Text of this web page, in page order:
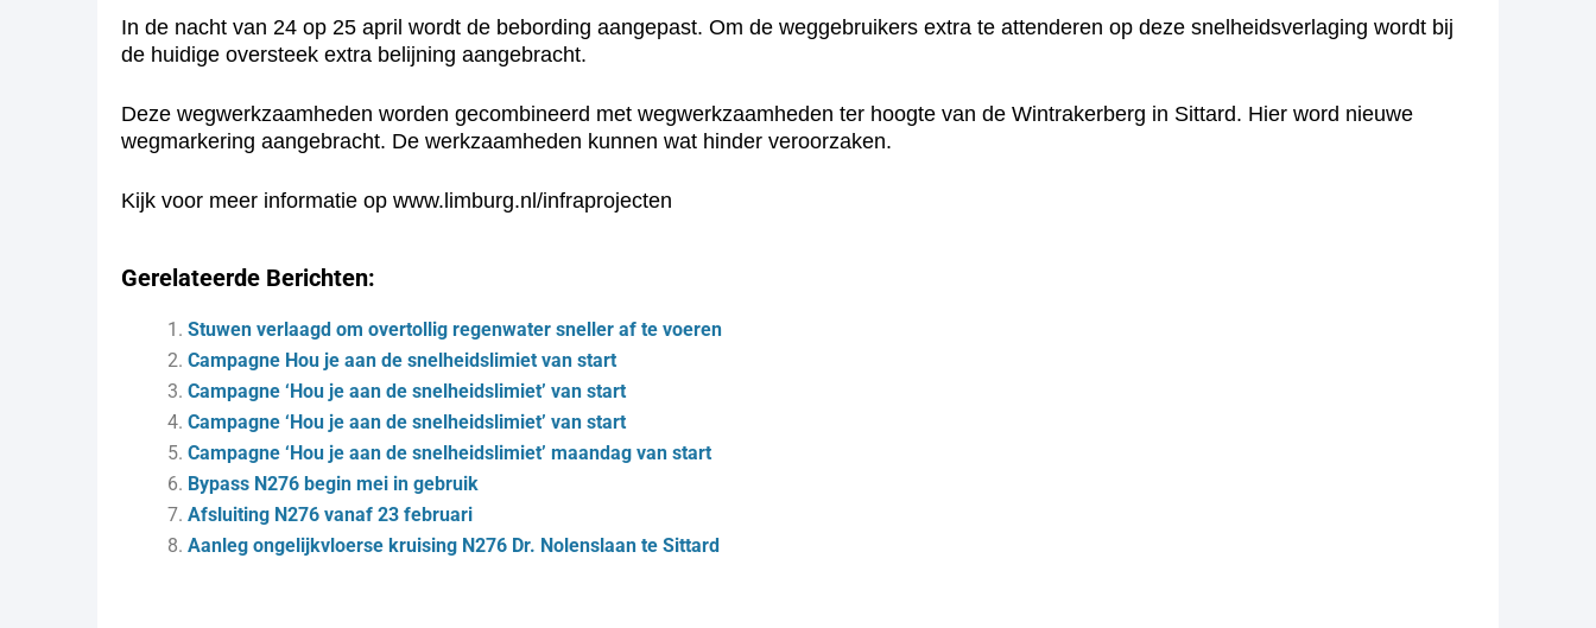
In de nacht van 24 op 25 april wordt de bebording aangepast. Om de weggebruikers extra te attenderen op deze snelheidsverlaging wordt bij
de huidige oversteek extra belijning aangebracht.
Deze wegwerkzaamheden worden gecombineerd met wegwerkzaamheden ter hoogte van de Wintrakerberg in Sittard. Hier word nieuwe
wegmarkering aangebracht. De werkzaamheden kunnen wat hinder veroorzaken.
Kijk voor meer informatie op www.limburg.nl/infraprojecten
Gerelateerde Berichten:
Stuwen verlaagd om overtollig regenwater sneller af te voeren
Campagne Hou je aan de snelheidslimiet van start
Campagne ‘Hou je aan de snelheidslimiet’ van start
Campagne ‘Hou je aan de snelheidslimiet’ van start
Campagne ‘Hou je aan de snelheidslimiet’ maandag van start
Bypass N276 begin mei in gebruik
Afsluiting N276 vanaf 23 februari
Aanleg ongelijkvloerse kruising N276 Dr. Nolenslaan te Sittard